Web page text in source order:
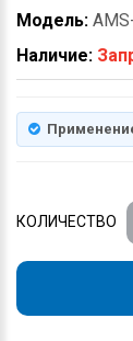
Модель:
Наличие:
КОЛИЧЕСТВО